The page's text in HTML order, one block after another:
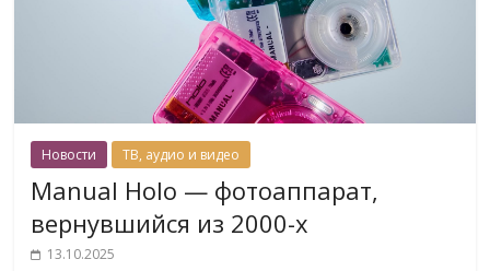
Новости ТВ, аудио и видео
Manual Holo — фотоаппарат,
вернувшийся из 2000-х
13.10.2025